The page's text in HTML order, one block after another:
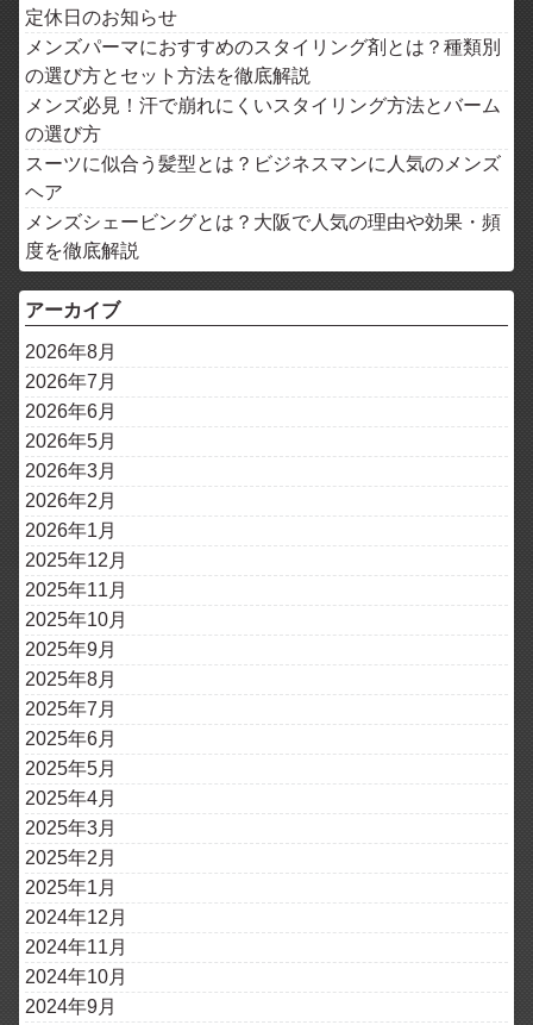
定休日のお知らせ
メンズパーマにおすすめのスタイリング剤とは？種類別
の選び方とセット方法を徹底解説
メンズ必見！汗で崩れにくいスタイリング方法とバーム
の選び方
スーツに似合う髪型とは？ビジネスマンに人気のメンズ
ヘア
メンズシェービングとは？大阪で人気の理由や効果・頻
度を徹底解説
アーカイブ
2026年8月
2026年7月
2026年6月
2026年5月
2026年3月
2026年2月
2026年1月
2025年12月
2025年11月
2025年10月
2025年9月
2025年8月
2025年7月
2025年6月
2025年5月
2025年4月
2025年3月
2025年2月
2025年1月
2024年12月
2024年11月
2024年10月
2024年9月